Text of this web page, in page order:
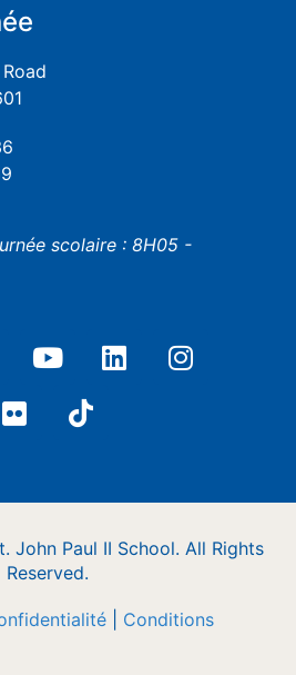
scolaire : 8H05 -
Paul II School. All Rights
Reserved.
Conditions